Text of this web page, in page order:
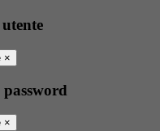
utente
×
×